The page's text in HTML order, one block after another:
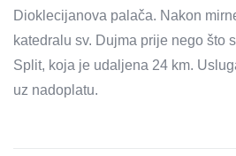
Dioklecijanova palača. Nakon
katedralu sv. Dujma prije nego što
Split, koja je udaljena 24 km.
uz nadoplatu.